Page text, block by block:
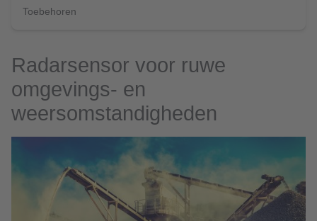
Toebehoren
Radarsensor voor ruwe
omgevings- en
weersomstandigheden